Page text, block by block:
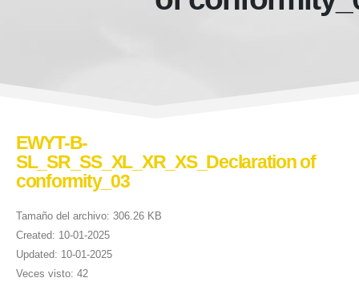
EWYT-B-
SL_SR_SS_XL_XR_XS_Declaration of
conformity_03
Tamaño del archivo: 306.26 KB
Created: 10-01-2025
Updated: 10-01-2025
Veces visto: 42